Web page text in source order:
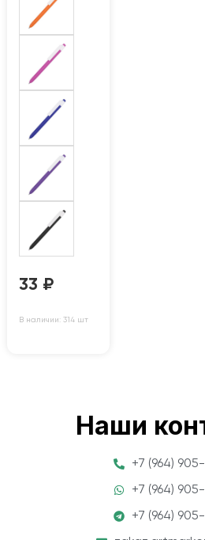
33 ₽
В наличии: 314 шт
Наши
+7 (964)
+7 (964)
+7 (964)